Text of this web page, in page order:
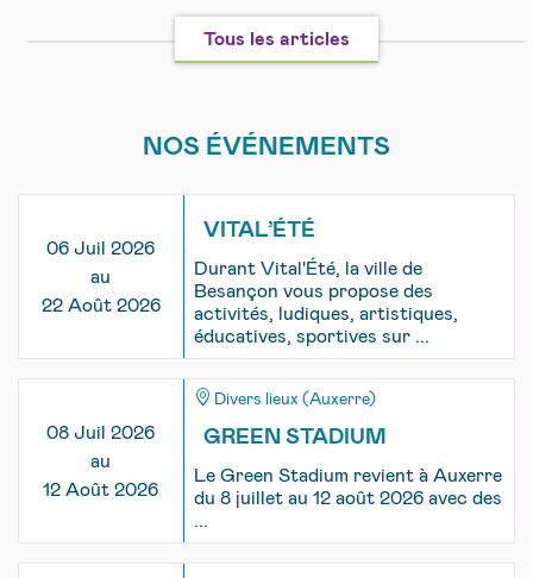
Tous les articles
NOS ÉVÉNEMENTS
06 Juil 2026
au
22 Août 2026
VITAL’ÉTÉ
Durant Vital'Été, la ville de
Besançon vous propose des
activités, ludiques, artistiques,
éducatives, sportives sur ...
08 Juil 2026
au
12 Août 2026
Divers lieux (Auxerre)
GREEN STADIUM
Le Green Stadium revient à Auxerre
du 8 juillet au 12 août 2026 avec des
...